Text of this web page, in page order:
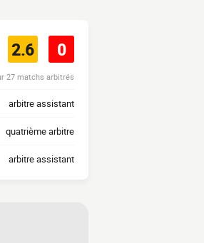
2.6 0
27 matchs arbitrés
arbitre assistant
quatrième arbitre
arbitre assistant